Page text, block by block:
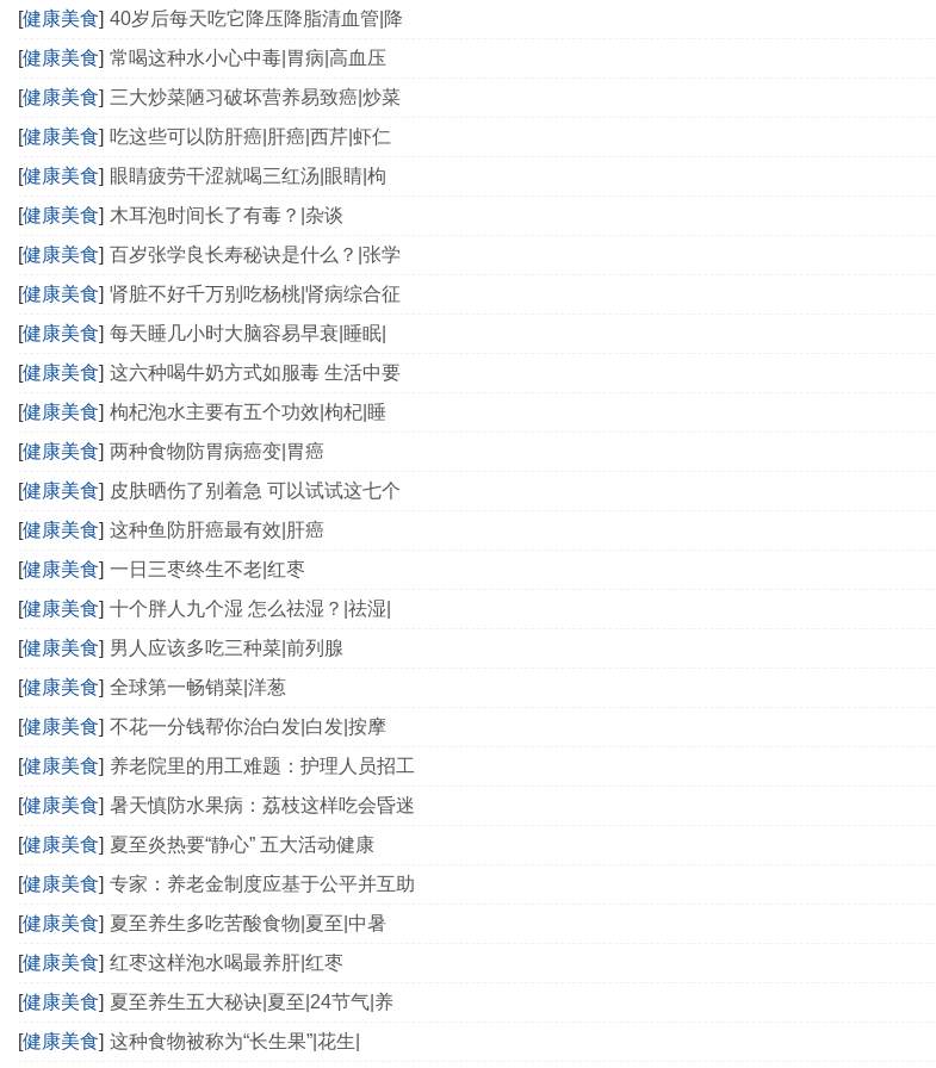
[健康美食] 40岁后每天吃它降压降脂清血管|降
[健康美食] 常喝这种水小心中毒|胃病|高血压
[健康美食] 三大炒菜陋习破坏营养易致癌|炒菜
[健康美食] 吃这些可以防肝癌|肝癌|西芹|虾仁
[健康美食] 眼睛疲劳干涩就喝三红汤|眼睛|枸
[健康美食] 木耳泡时间长了有毒？|杂谈
[健康美食] 百岁张学良长寿秘诀是什么？|张学
[健康美食] 肾脏不好千万别吃杨桃|肾病综合征
[健康美食] 每天睡几小时大脑容易早衰|睡眠|
[健康美食] 这六种喝牛奶方式如服毒 生活中要
[健康美食] 枸杞泡水主要有五个功效|枸杞|睡
[健康美食] 两种食物防胃病癌变|胃癌
[健康美食] 皮肤晒伤了别着急 可以试试这七个
[健康美食] 这种鱼防肝癌最有效|肝癌
[健康美食] 一日三枣终生不老|红枣
[健康美食] 十个胖人九个湿 怎么祛湿？|祛湿|
[健康美食] 男人应该多吃三种菜|前列腺
[健康美食] 全球第一畅销菜|洋葱
[健康美食] 不花一分钱帮你治白发|白发|按摩
[健康美食] 养老院里的用工难题：护理人员招工
[健康美食] 暑天慎防水果病：荔枝这样吃会昏迷
[健康美食] 夏至炎热要“静心” 五大活动健康
[健康美食] 专家：养老金制度应基于公平并互助
[健康美食] 夏至养生多吃苦酸食物|夏至|中暑
[健康美食] 红枣这样泡水喝最养肝|红枣
[健康美食] 夏至养生五大秘诀|夏至|24节气|养
[健康美食] 这种食物被称为“长生果”|花生|